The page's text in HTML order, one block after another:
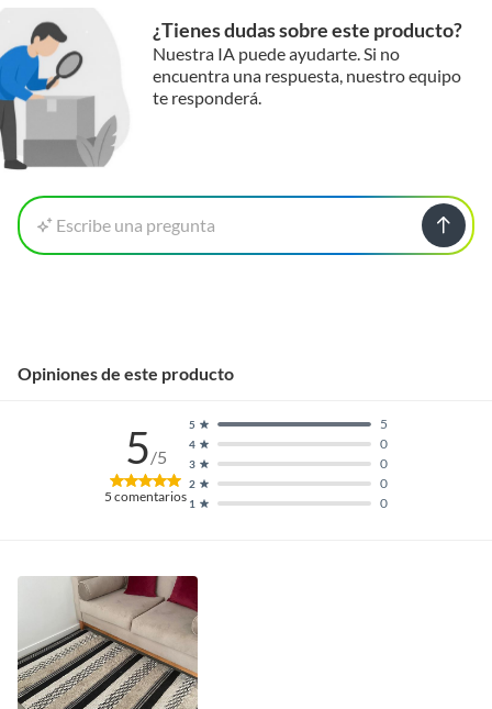
¿Tienes dudas sobre este producto?
Nuestra IA puede ayudarte. Si no
encuentra una respuesta, nuestro equipo
te responderá.
Escribe una pregunta
Opiniones de este producto
5/5
5 comentarios 1 0
2 0
3 0
4 0
5 5